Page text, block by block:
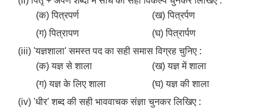
(क) पित्रपर्ण
(ख) पित्रर्पण
(ग) पित्रापण
(घ) पित्रार्पण
(iii) 'यज्ञशाला' समस्त पद का सही समास विग्रह चुनिए :
(क) यज्ञ से शाला
(ख) यज्ञ में शाला
(ग) यज्ञ के लिए शाला
(घ) यज्ञ की शाला
(iv) 'धीर' शब्द की सही भाववाचक संज्ञा चुनकर लिखिए :